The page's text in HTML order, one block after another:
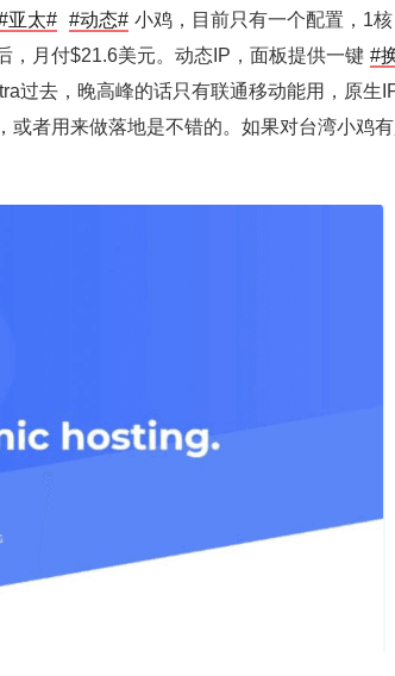
亚太# #动态# 小鸡，目前只有一个配置，1
，月付$21.6美元。动态IP，面板提供一键 #
过去，晚高峰的话只有联通移动能用，原生
或者用来做落地是不错的。如果对台湾小鸡